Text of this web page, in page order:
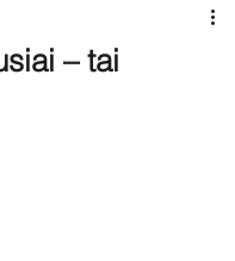
– tai